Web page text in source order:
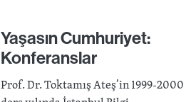
Yaşasın Cumhuriyet:
Konferanslar
Prof. Dr. Toktamış Ateş’in 1999-2000